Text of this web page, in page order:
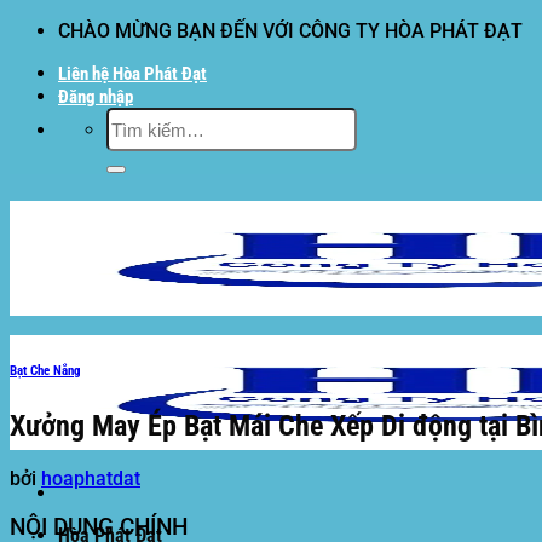
dung
CHÀO MỪNG BẠN ĐẾN VỚI CÔNG TY HÒA PHÁT ĐẠT
Liên hệ Hòa Phát Đạt
Đăng nhập
Tìm
kiếm:
Hòa Phát Đạt
Bạt Che Nắng
Xưởng May Ép Bạt Mái Che Xếp Di động tại
bởi hoaphatdat
NỘI DUNG CHÍNH